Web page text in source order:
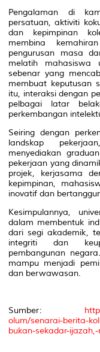
Pengalaman di
persatuan, aktiviti
dan kepimpinan
membina
pengurusan masa
melatih mahasiswa
sebenar yang
membuat keputusan
itu, interaksi dengan
pelbagai latar
perkembangan
Seiring dengan
landskap
menyediakan
pekerjaan yang
projek, kerjasama
kepimpinan,
inovatif dan
Kesimpulannya,
dalam membentuk
dari segi akademik,
integriti dan
pembangunan
mampu menjadi
dan berwawasan.
Sumber:
olum/senarai-berita-
bukan-sekadar-